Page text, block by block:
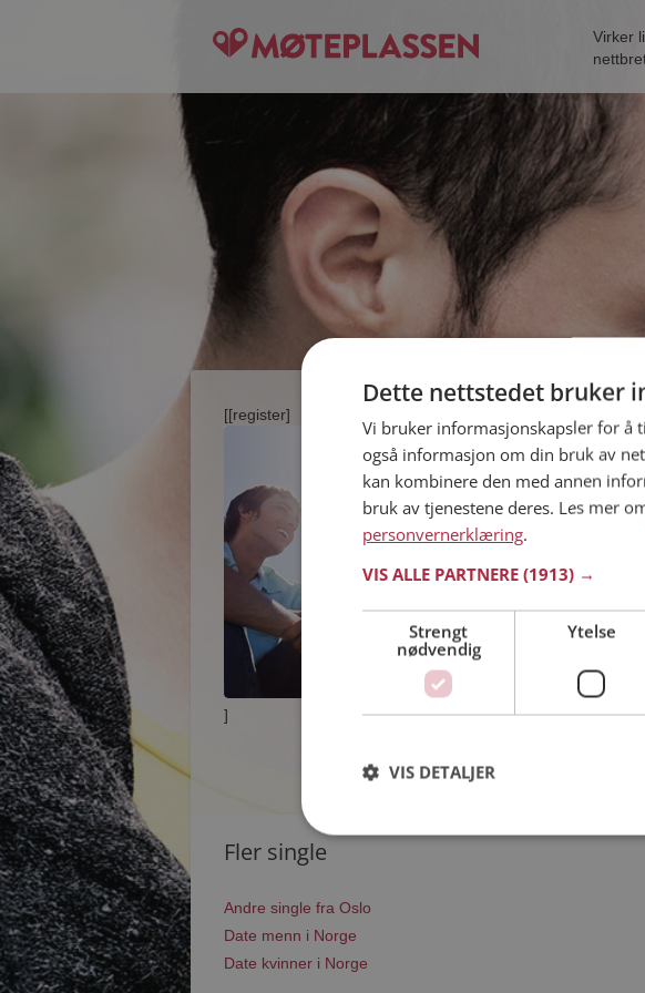
Virker
[[register]
]
Fler single
Andre single fra Oslo
Date menn i Norge
Date kvinner i Norge
Dette nettstedet bruker
Vi bruker informasjonskapsler for å
også informasjon om din bruk av
kan kombinere den med annen
bruk av tjenestene deres. Les mer
personvernerklæring.
VIS ALLE PARTNERE (1913) →
Strengt
nødvendig
Ytelse
VIS DETALJER